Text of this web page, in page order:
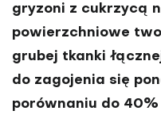
gryzoni z cukrzycą
powierzchniowe
grubej tkanki
do zagojenia się
porównaniu do